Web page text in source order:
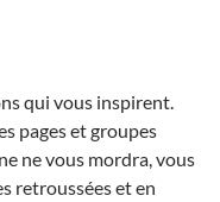
qui vous inspirent.
pages et groupes
ne vous mordra, vous
retroussées et en